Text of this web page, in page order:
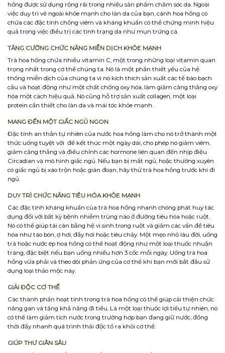
hồng được sử dụng rộng rãi trong nhiều sản phẩm chăm sóc da. Ngoài
việc duy trì vẻ ngoài khỏe mạnh cho làn da của bạn, cánh hoa hồng có
chứa các đặc tính chống viêm và kháng khuẩn có thể chứng minh hiệu
quả trong việc điều trị các tình trạng da như mụn trứng cá.
TĂNG CƯỜNG CHỨC NĂNG MIỄN DỊCH KHỎE MẠNH
Trà hoa hồng chứa nhiều vitamin C, một trong những loại vitamin quan
trọng nhất trong cơ thể chúng ta. Nó là một phần thiết yếu của hệ
thống miễn dịch của chúng ta vì nó kích thích sản xuất các tế bào bạch
cầu và hoạt động như một chất chống oxy hóa, làm giảm căng thẳng oxy
hóa một cách hiệu quả. Nó cũng hỗ trợ sản xuất collagen, một loại
protein cần thiết cho làn da và mái tóc khỏe mạnh.
MANG ĐẾN MỘT GIẤC NGỦ NGON
Đặc tính an thần tự nhiên của nước hoa hồng làm cho nó trở thành một
thức uống tuyệt vời để kết thúc một ngày dài, cho phép nó giảm viêm,
giảm căng thẳng và điều chỉnh các hormone liên quan đến nhịp điệu
Circadian và mô hình giấc ngủ. Nếu bạn bị mất ngủ, hoặc thường xuyên
có giấc ngủ bị xáo trộn hoặc gián đoạn, hãy thử trà hoa hồng trước khi đi
ngủ.
DUY TRÌ CHỨC NĂNG TIÊU HÓA KHỎE MẠNH
Các đặc tính kháng khuẩn của trà hoa hồng nhanh chóng phát huy tác
dụng đối với bất kỳ bệnh nhiễm trùng nào ở đường tiêu hóa hoặc ruột.
Nó có thể giúp tái cân bằng hệ vi sinh trong ruột và giảm các vấn đề tiêu
hóa như táo bón, ợ hơi, đầy hơi hoặc tiêu chảy. Một mẹo nhỏ lâu đời, uống
trà hoặc nước ép hoa hồng có thể hoạt động như một loại thuốc nhuận
tràng, đặc biệt nếu bạn uống nhiều hơn 3 cốc mỗi ngày. Uống trà hoa
hồng vừa phải và theo dõi phản ứng của cơ thể khi bạn mới bắt đầu sử
dụng loại thảo mộc này.
GIẢI ĐỘC CƠ THỂ
Các thành phần hoạt tính trong trà hoa hồng có thể giúp cải thiện chức
năng gan và tăng khả năng đi tiểu. Là một loại thuốc lợi tiểu tự nhiên, nó
có thể làm giảm tích nước trong trường hợp bạn đang giữ nước, đồng
thời đẩy nhanh quá trình thải độc tố ra khỏi cơ thể.
GIÚP THƯ GIÃN SÂU